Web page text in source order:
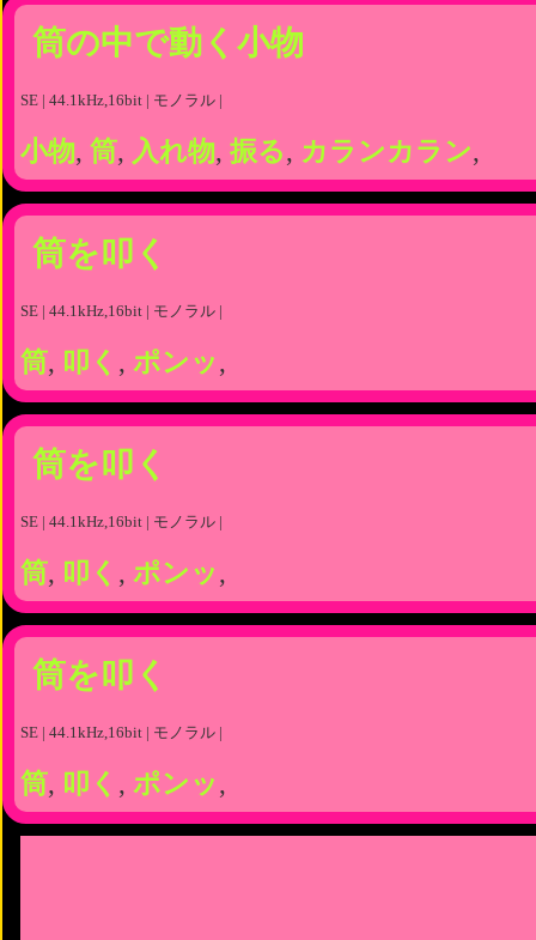
筒の中で動く小物
SE | 44.1kHz,16bit | モノラル |
小物, 筒, 入れ物, 振る, カランカラン,
筒を叩く
SE | 44.1kHz,16bit | モノラル |
筒, 叩く , ポンッ ,
筒を叩く
SE | 44.1kHz,16bit | モノラル |
筒, 叩く , ポンッ ,
筒を叩く
SE | 44.1kHz,16bit | モノラル |
筒, 叩く , ポンッ ,